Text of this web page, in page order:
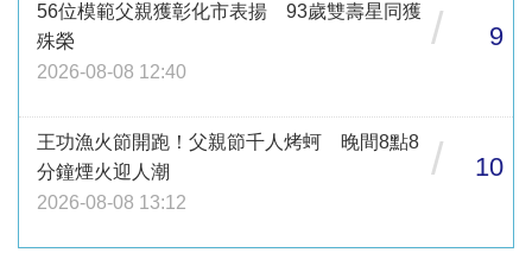
56位模範父親獲彰化市表揚 93歲雙壽星同獲
殊榮
2026-08-08 12:40
/ 9
王功漁火節開跑！父親節千人烤蚵 晚間8點8
分鐘煙火迎人潮
2026-08-08 13:12
/ 10